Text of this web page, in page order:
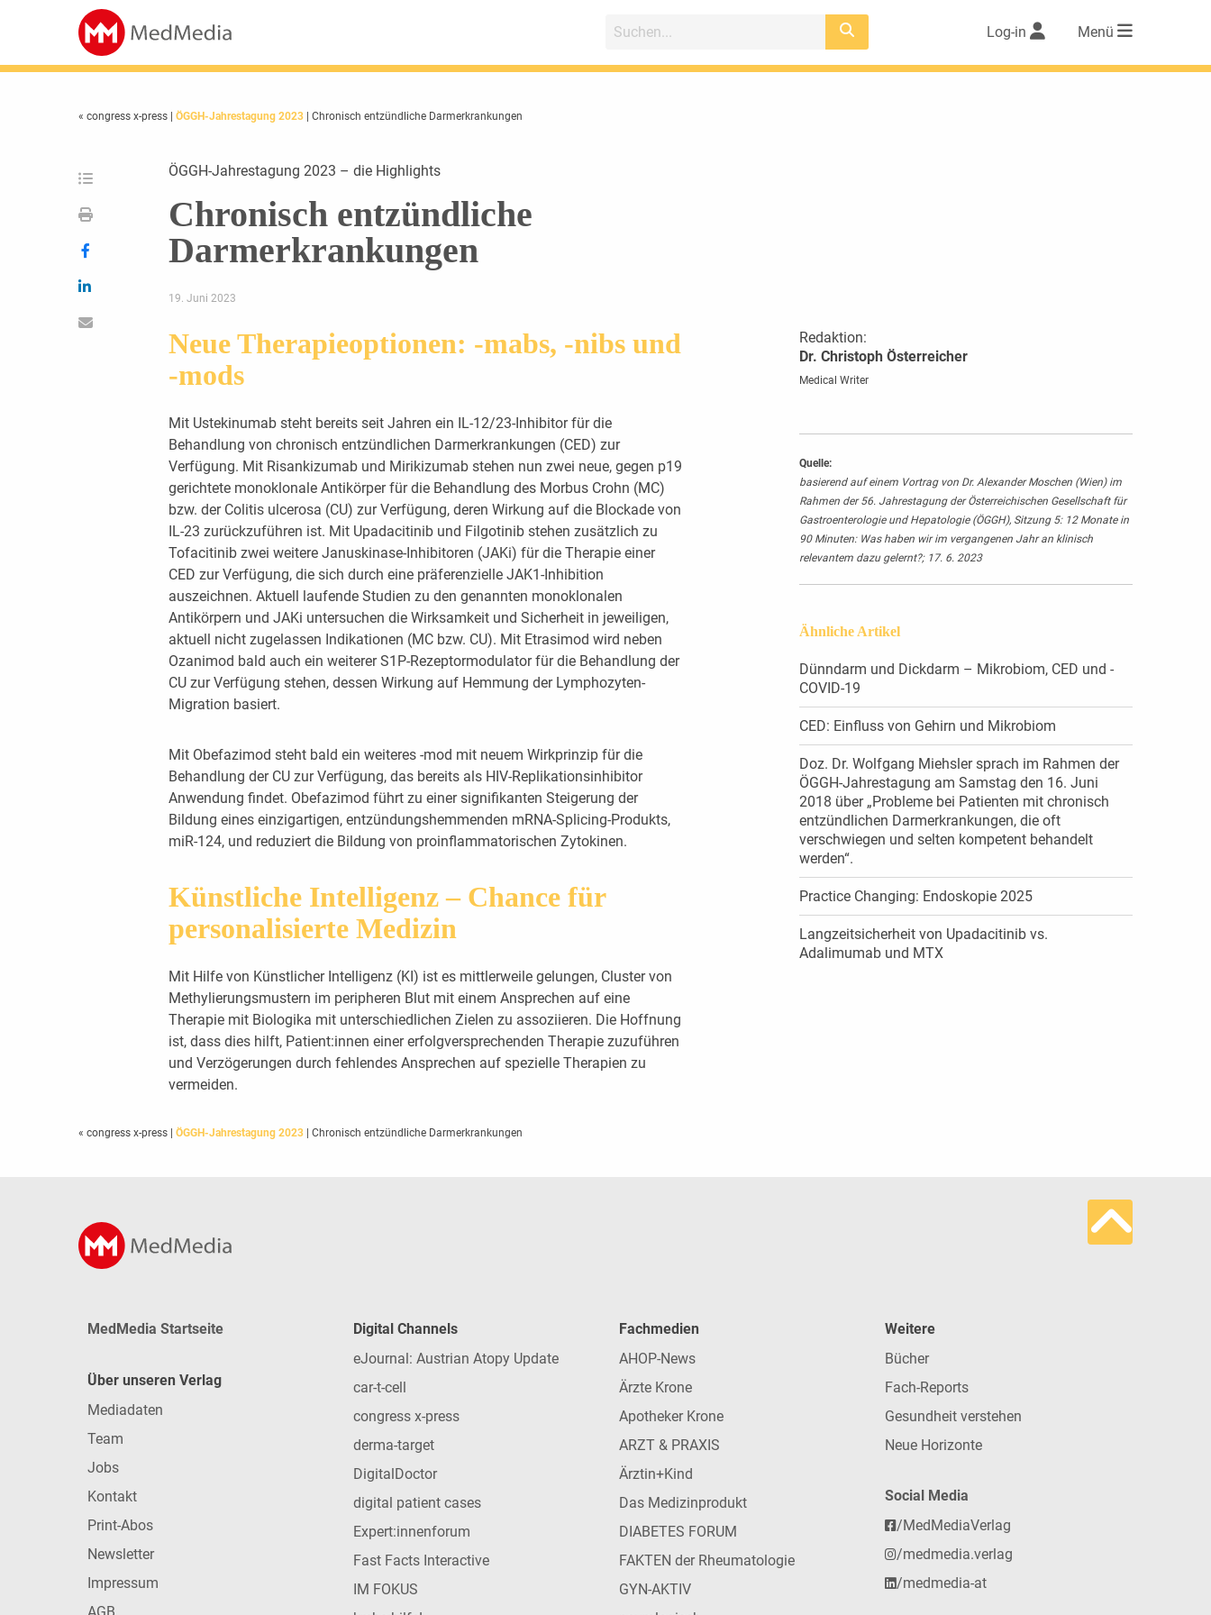
Log-in Menü
« congress x-press ÖGGH-Jahrestagung 2023 | Chronisch entzündliche Darmerkrankungen
ÖGGH-Jahrestagung 2023 – die Highlights
Chronisch entzündliche
Darmerkrankungen
19. Juni 2023
Neue Therapieoptionen: -mabs, -nibs und
-mods
Mit Ustekinumab steht bereits seit Jahren ein IL-12/23-Inhibitor für die
Behandlung von chronisch entzündlichen Darmerkrankungen (CED) zur
Verfügung. Mit Risankizumab und Mirikizumab stehen nun zwei neue, gegen p19
gerichtete monoklonale Antikörper für die Behandlung des Morbus Crohn (MC)
bzw. der Colitis ulcerosa (CU) zur Verfügung, deren Wirkung auf die Blockade von
IL-23 zurückzuführen ist. Mit Upadacitinib und Filgotinib stehen zusätzlich zu
Tofacitinib zwei weitere Januskinase-Inhibitoren (JAKi) für die Therapie einer
CED zur Verfügung, die sich durch eine präferenzielle JAK1-Inhibition
auszeichnen. Aktuell laufende Studien zu den genannten monoklonalen
Antikörpern und JAKi untersuchen die Wirksamkeit und Sicherheit in jeweiligen,
aktuell nicht zugelassen Indikationen (MC bzw. CU). Mit Etrasimod wird neben
Ozanimod bald auch ein weiterer S1P-Rezeptormodulator für die Behandlung der
CU zur Verfügung stehen, dessen Wirkung auf Hemmung der Lymphozyten-
Migration basiert.
Mit Obefazimod steht bald ein weiteres -mod mit neuem Wirkprinzip für die
Behandlung der CU zur Verfügung, das bereits als HIV-Replikationsinhibitor
Anwendung findet. Obefazimod führt zu einer signifikanten Steigerung der
Bildung eines einzigartigen, entzündungshemmenden mRNA-Splicing-Produkts,
miR-124, und reduziert die Bildung von proinflammatorischen Zytokinen.
Künstliche Intelligenz – Chance für
personalisierte Medizin
Mit Hilfe von Künstlicher Intelligenz (KI) ist es mittlerweile gelungen, Cluster von
Methylierungsmustern im peripheren Blut mit einem Ansprechen auf eine
Therapie mit Biologika mit unterschiedlichen Zielen zu assoziieren. Die Hoffnung
ist, dass dies hilft, Patient:innen einer erfolgversprechenden Therapie zuzuführen
und Verzögerungen durch fehlendes Ansprechen auf spezielle Therapien zu
vermeiden.
Redaktion:
Dr. Christoph Österreicher
Medical Writer
Quelle:
basierend auf einem Vortrag von Dr. Alexander Moschen (Wien) im
Rahmen der 56. Jahrestagung der Österreichischen Gesellschaft für
Gastroenterologie und Hepatologie (ÖGGH), Sitzung 5: 12 Monate in
90 Minuten: Was haben wir im vergangenen Jahr an klinisch
relevantem dazu gelernt?; 17. 6. 2023
Ähnliche Artikel
Dünndarm und Dickdarm – Mikro­biom, CED und ­
COVID-19
CED: Einfluss von Gehirn und Mikrobiom
Doz. Dr. Wolfgang Miehsler sprach im Rahmen der
ÖGGH-Jahrestagung am Samstag den 16. Juni
2018 über „Probleme bei Patienten mit chronisch
entzündlichen Darmerkrankungen, die oft
verschwiegen und selten kompetent behandelt
werden“.
Practice Changing: Endoskopie 2025
Langzeitsicherheit von Upadacitinib vs.
Adalimumab und MTX
« congress x-press ÖGGH-Jahrestagung 2023 | Chronisch entzündliche Darmerkrankungen
MedMedia Startseite
Über unseren Verlag
Mediadaten
Team
Jobs
Kontakt
Print-Abos
Newsletter
Impressum
AGB
Digital Channels
eJournal: Austrian Atopy Update
car-t-cell
congress x-press
derma-target
DigitalDoctor
digital patient cases
Expert:innenforum
Fast Facts Interactive
IM FOKUS
Fachmedien
AHOP-News
Ärzte Krone
Apotheker Krone
ARZT & PRAXIS
Ärztin+Kind
Das Medizinprodukt
DIABETES FORUM
FAKTEN der Rheumatologie
GYN-AKTIV
Weitere
Bücher
Fach-Reports
Gesundheit verstehen
Neue Horizonte
Social Media
/MedMediaVerlag
/medmedia.verlag
/medmedia-at